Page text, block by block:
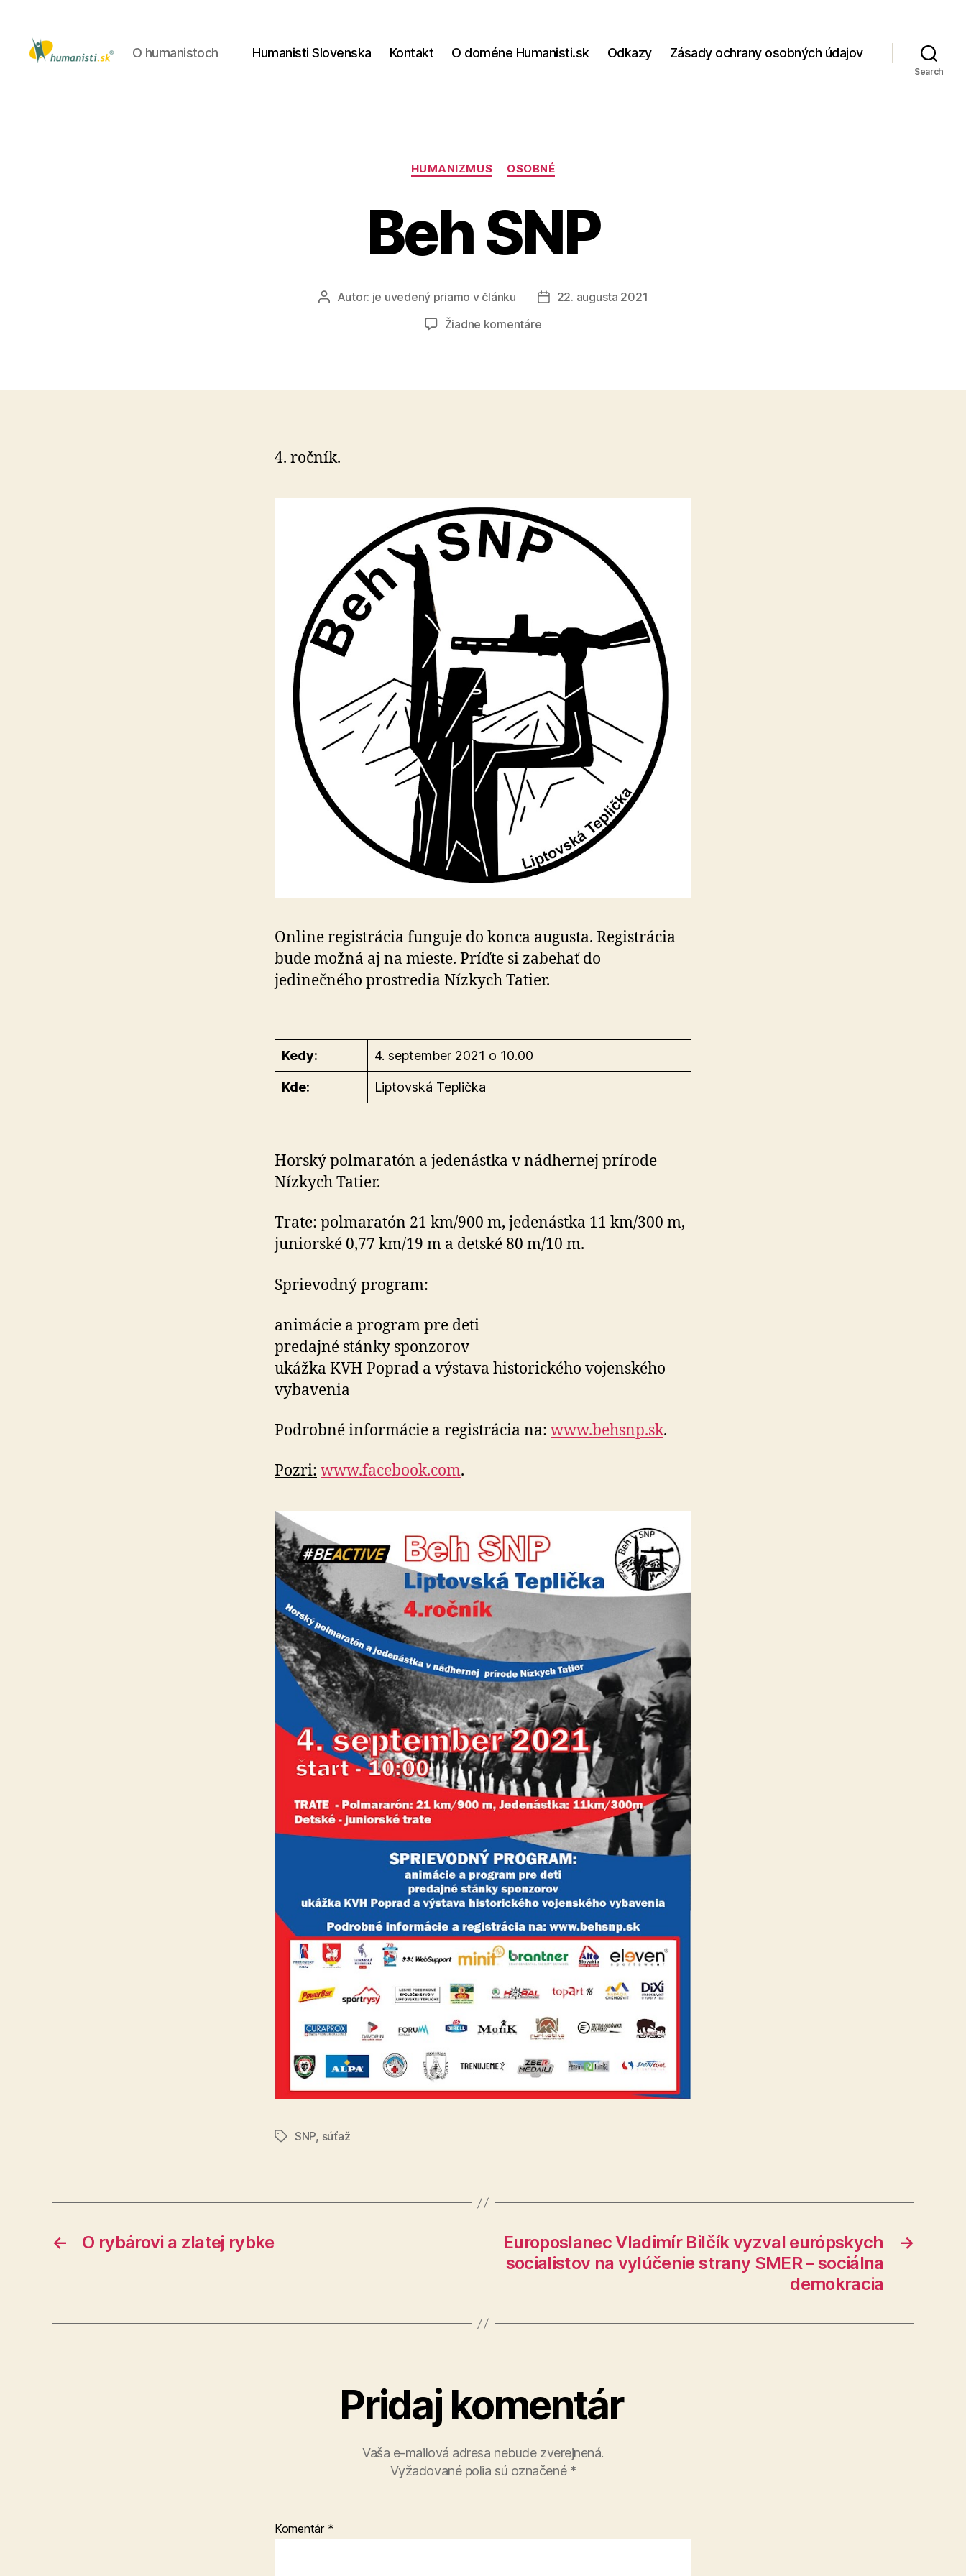
O humanistoch Humanisti Slovenska Kontakt O doméne Humanisti.sk Odkazy Zásady ochrany osobných údajov
Search
Kategórie
HUMANIZMUS OSOBNÉ
Beh SNP
AutorAutor: je uvedený priamo v článku
Dátum22. augusta 2021
Žiadne komentárena
4. ročník.
Online registrácia funguje do konca augusta. Registrácia
bude možná aj na mieste. Príďte si zabehať do
jedinečného prostredia Nízkych Tatier.
Kedy: 4. september 2021 o 10.00
Kde: Liptovská Teplička
Horský polmaratón a jedenástka v nádhernej prírode
Nízkych Tatier.
Trate: polmaratón 21 km/900 m, jedenástka 11 km/300 m,
juniorské 0,77 km/19 m a detské 80 m/10 m.
Sprievodný program:
animácie a program pre deti
predajné stánky sponzorov
ukážka KVH Poprad a výstava historického vojenského
vybavenia
Podrobné informácie a registrácia na: www.behsnp.sk.
Pozri: www.facebook.com.
Značky
SNP, súťaž
← O rybárovi a zlatej rybke →
Europoslanec Vladimír Bilčík vyzval európskych
socialistov na vylúčenie strany SMER – sociálna
demokracia
Pridaj komentár
Vaša e-mailová adresa nebude zverejnená.
Vyžadované polia sú označené *
Komentár *